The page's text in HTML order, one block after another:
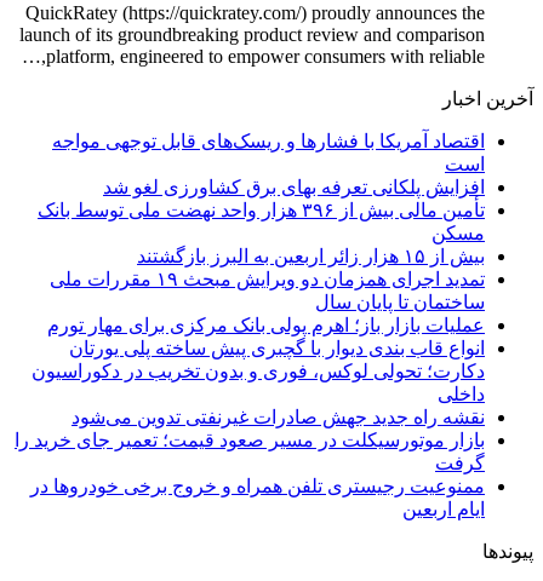
QuickRatey (https://quickratey.com/) proudly announces the
launch of its groundbreaking product review and comparison
platform, engineered to empower consumers with reliable,…
آخرین اخبار
اقتصاد آمریکا با فشارها و ریسک‌های قابل توجهی مواجه
است
افزایش پلکانی تعرفه بهای برق کشاورزی لغو شد
تأمین مالی بیش از ۳۹۶ هزار واحد نهضت ملی توسط بانک
مسکن
بیش از ۱۵ هزار زائر اربعین به البرز بازگشتند
تمدید اجرای همزمان دو ویرایش مبحث ۱۹ مقررات ملی
ساختمان تا پایان سال
عملیات بازار باز؛ اهرم پولی بانک مرکزی برای مهار تورم
انواع قاب بندی دیوار با گچبری پیش ساخته پلی یورتان
دکارت؛ تحولی لوکس، فوری و بدون تخریب در دکوراسیون
داخلی
نقشه راه جدید جهش صادرات غیرنفتی تدوین می‌شود
بازار موتورسیکلت در مسیر صعود قیمت؛ تعمیر جای خرید را
گرفت
ممنوعیت رجیستری تلفن همراه و خروج برخی خودروها در
ایام اربعین
پیوندها